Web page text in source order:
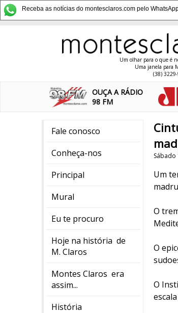
Receba as notícias do montesclaros.com pelo
Um olhar para o que é
Uma janela para
(38)
OUÇA A RÁDIO
98 FM
Fale conosco
Conheça-nos
Principal
Mural
Eu te procuro
Hoje na história de
M. Claros
Montes Claros era
assim...
História
Sábado
Um
O
O
O